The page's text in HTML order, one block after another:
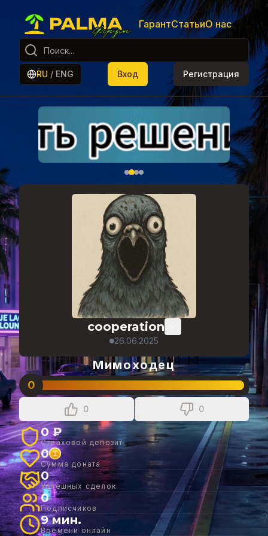
ГарантСтатьиО нас
RU / ENG Вход Регистрация
cooperation
26.06.2025
Мимоходец
0
0 0
0 ₽
Страховой депозит
0
Сумма доната
0
Успешных сделок
0
Подписчиков
9 мин.
Времени онлайн